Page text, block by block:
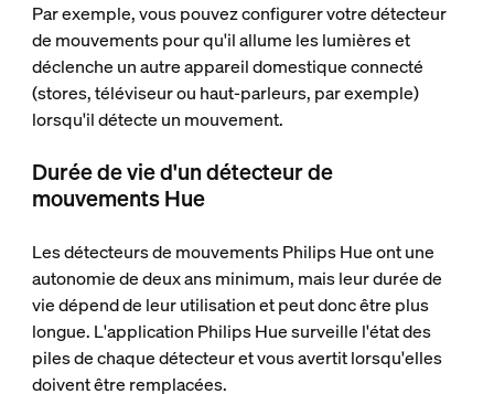
Par exemple, vous pouvez configurer votre détecteur
de mouvements pour qu'il allume les lumières et
déclenche un autre appareil domestique connecté
(stores, téléviseur ou haut-parleurs, par exemple)
lorsqu'il détecte un mouvement.
Durée de vie d'un détecteur de
mouvements Hue
Les détecteurs de mouvements Philips Hue ont une
autonomie de deux ans minimum, mais leur durée de
vie dépend de leur utilisation et peut donc être plus
longue. L'application Philips Hue surveille l'état des
piles de chaque détecteur et vous avertit lorsqu'elles
doivent être remplacées.